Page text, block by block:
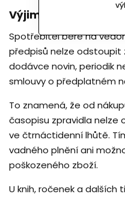
Výjimky z práva na
Spotřebitel bere na
předpisů nelze odstoupit
dodávce novin, periodik
smlouvy o předplatném
To znamená, že od
časopisu zpravidla nelze
ve čtrnáctidenní lhůtě.
vadného plnění ani
poškozeného zboží.
U knih, ročenek a dalších